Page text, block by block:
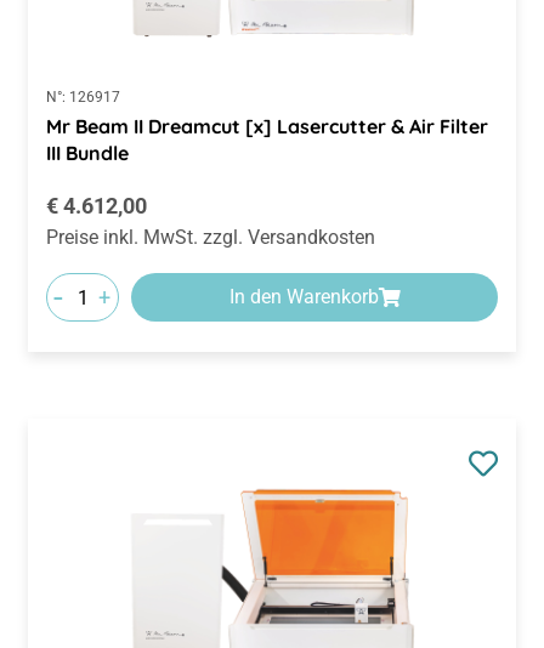
N°: 126917
Mr Beam II Dreamcut [x] Lasercutter & Air Filter
III Bundle
Regulärer Preis:
€ 4.612,00
Preise inkl. MwSt. zzgl. Versandkosten
- + In den Warenkorb